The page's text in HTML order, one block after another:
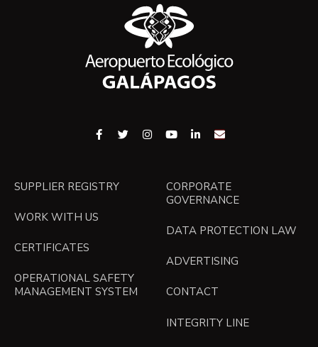
SUPPLIER REGISTRY
WORK WITH US
CERTIFICATES
OPERATIONAL SAFETY
MANAGEMENT SYSTEM
CORPORATE
GOVERNANCE
DATA PROTECTION LAW
ADVERTISING
CONTACT
INTEGRITY LINE